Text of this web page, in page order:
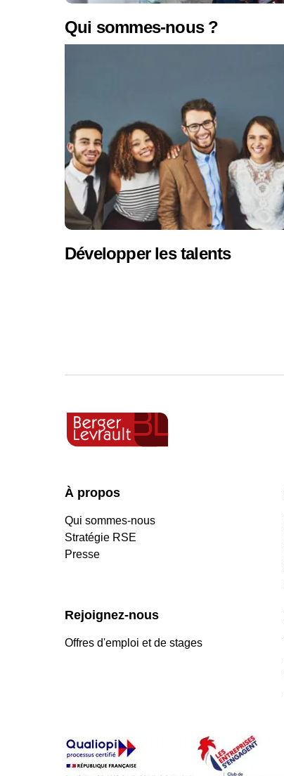
Qui sommes-nous ?
Développer les talents
À propos
Qui sommes-nous
Stratégie RSE
Presse
Rejoignez-nous
Offres d'emploi et de stages